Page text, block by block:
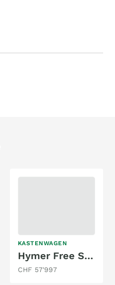
KASTENWAGEN
Hymer Free S 600 AUTOMAT
CHF 57'997